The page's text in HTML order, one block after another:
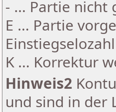
- ... Partie nicht
E ... Partie
K ... Korrektur
Hinweis2
und sind in der